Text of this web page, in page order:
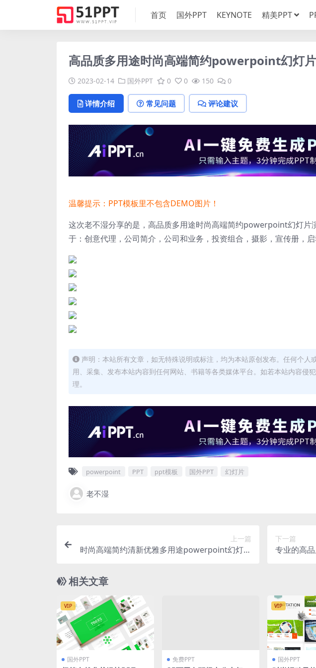
首页 国外PPT KEYNOTE 精美PPT
高品质多用途时尚高端简约powerpoint幻灯
2023-02-14 国外PPT 0 0 150 0
详情介绍 常见问题 评论建议
温馨提示：PPT模板里不包含DEMO图片！
这次老不湿分享的是，高品质多用途时尚高端简约powerpoint幻灯片
于：创意代理，公司简介，公司和业务，投资组合，摄影，宣传册，启
声明：本站所有文章，如无特殊说明或标注，均为本站原创发布。任何个人
用、采集、发布本站内容到任何网站、书籍等各类媒体平台。如若本站内容侵
理。
powerpoint PPT ppt模板 国外PPT 幻灯片
老不湿
上一篇
时尚高端简约清新优雅多用途powerpoint幻灯片
下一篇
专业的高
相关文章
VIP
国外PPT 免费PPT
VIP
国外PPT